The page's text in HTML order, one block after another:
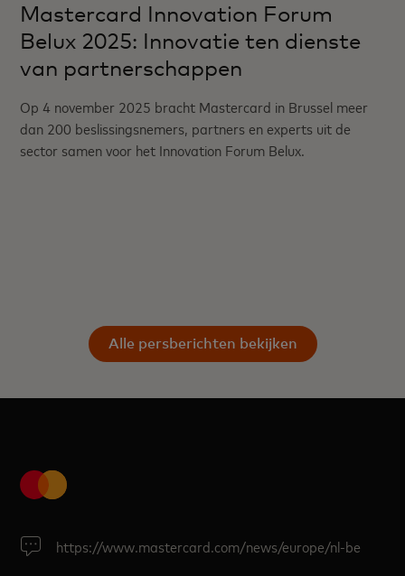
Mastercard Innovation Forum
Belux 2025: Innovatie ten dienste
van partnerschappen
Op 4 november 2025 bracht Mastercard in Brussel meer
dan 200 beslissingsnemers, partners en experts uit de
sector samen voor het Innovation Forum Belux.
Alle persberichten bekijken
https://www.mastercard.com/news/europe/nl-be